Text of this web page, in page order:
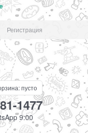
Регистрация
пусто
1477
9:00